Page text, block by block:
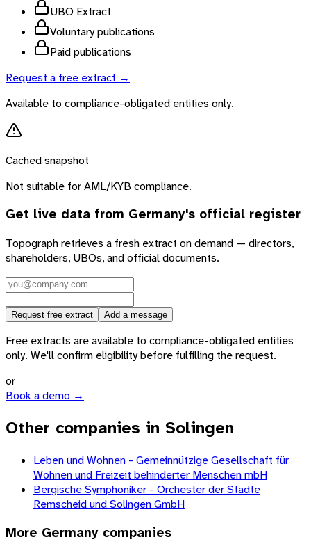
UBO Extract
Voluntary publications
Paid publications
Request a free extract →
Available to compliance-obligated entities only.
Cached snapshot
Not suitable for AML/KYB compliance.
Get live data from Germany's official register
Topograph retrieves a fresh extract on demand — directors,
shareholders, UBOs, and official documents.
Request free extract Add a message
Free extracts are available to compliance-obligated entities
only. We'll confirm eligibility before fulfilling the request.
or
Book a demo →
Other companies in Solingen
Leben und Wohnen - Gemeinnützige Gesellschaft für
Wohnen und Freizeit behinderter Menschen mbH
Bergische Symphoniker - Orchester der Städte
Remscheid und Solingen GmbH
More Germany companies